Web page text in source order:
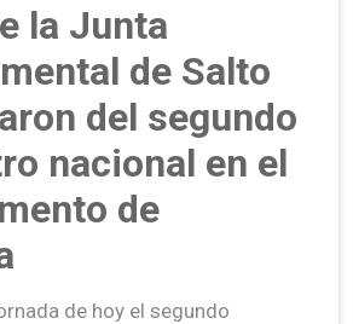
la Junta
de Salto
del segundo
nacional en el
de
de hoy el segundo